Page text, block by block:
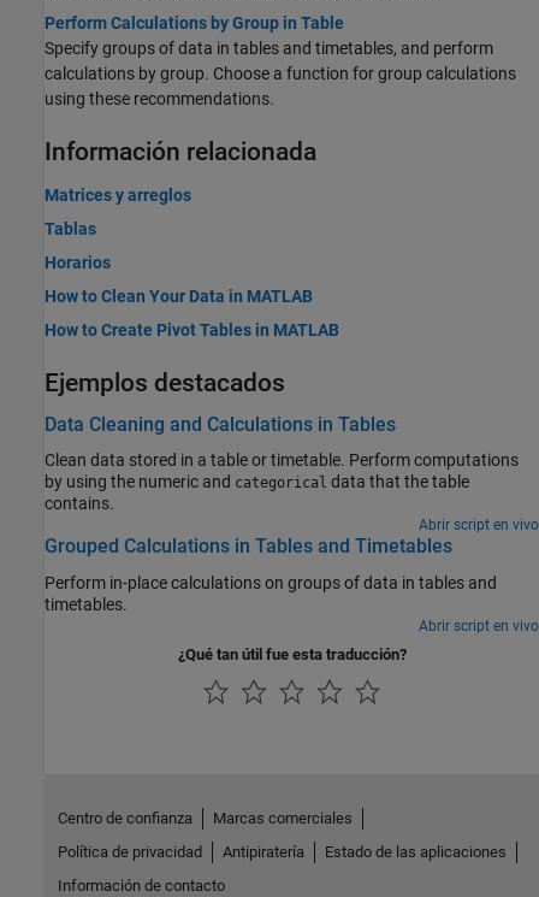
Perform Calculations by Group in Table
Specify groups of data in tables and timetables, and perform
calculations by group. Choose a function for group calculations
using these recommendations.
Información relacionada
Matrices y arreglos
Tablas
Horarios
How to Clean Your Data in MATLAB
How to Create Pivot Tables in MATLAB
Ejemplos destacados
Data Cleaning and Calculations in Tables
Clean data stored in a table or timetable. Perform computations
by using the numeric and categorical data that the table
contains.
Abrir script en vivo
Grouped Calculations in Tables and Timetables
Perform in-place calculations on groups of data in tables and
timetables.
Abrir script en vivo
¿Qué tan útil fue esta traducción?
Centro de confianza
Marcas comerciales
Política de privacidad
Antipiratería
Estado de las aplicaciones
Información de contacto